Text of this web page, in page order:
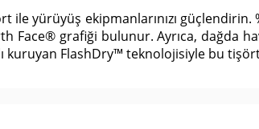
ile yürüyüş ekipmanlarınızı
Face® grafiği bulunur. Ayrıca, dağda
kuruyan FlashDry™ teknolojisiyle bu